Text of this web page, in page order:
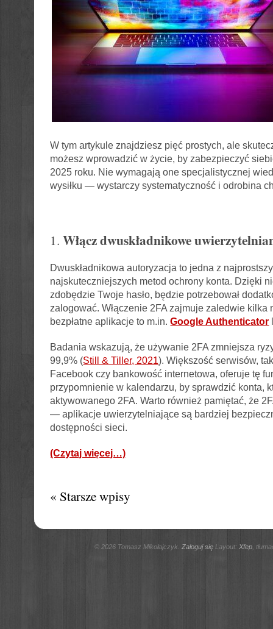
W tym artykule znajdziesz pięć prostych, ale
możesz wprowadzić w życie, by zabezpieczyć
2025 roku. Nie wymagają one specjalistycznej
wysiłku — wystarczy systematyczność i odrobina
1.Włącz dwuskładnikowe
Dwuskładnikowa autoryzacja to jedna z
najskuteczniejszych metod ochrony konta. Dzięki
zdobędzie Twoje hasło, będzie potrzebował
zalogować. Włączenie 2FA zajmuje zaledwie kilka
bezpłatne aplikacje to m.in.Google Authenticator
Badania wskazują, że używanie 2FA zmniejsza
99,9% (Still & Tiller, 2021). Większość serwisów,
Facebook czy bankowość internetowa, oferuje tę
przypomnienie w kalendarzu, by sprawdzić konta,
aktywowanego 2FA. Warto również pamiętać, że
— aplikacje uwierzytelniające są bardziej
dostępności sieci.
(Czytaj więcej…)
« Starsze wpisy
© 2026 Tomasz Mikołajczyk.Zaloguj się Layout: Xfep ,